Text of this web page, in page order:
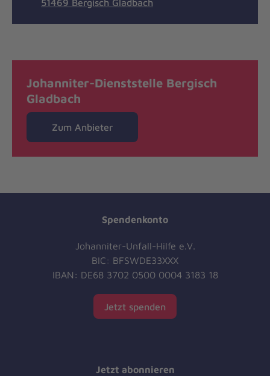
51469 Bergisch Gladbach
Johanniter-Dienststelle Bergisch
Gladbach
Zum Anbieter
Spendenkonto
Johanniter-Unfall-Hilfe e.V.
BIC: BFSWDE33XXX
IBAN: DE68 3702 0500 0004 3183 18
Jetzt spenden
Jetzt abonnieren